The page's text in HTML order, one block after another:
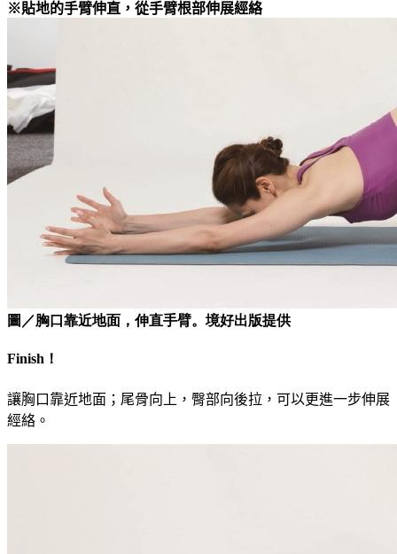
※貼地的手臂伸直，從手臂根部伸展經絡
圖／胸口靠近地面，伸直手臂。境好出版提供
Finish！
讓胸口靠近地面；尾骨向上，臀部向後拉，可以更進一步伸展
經絡 。